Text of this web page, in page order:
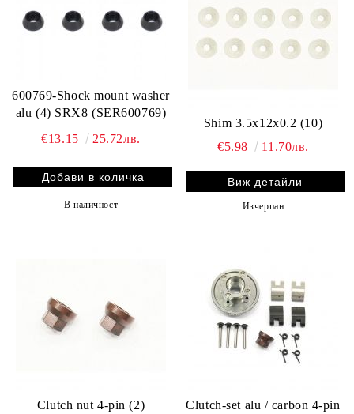
600769-Shock mount washer
alu (4) SRX8 (SER600769)
€13.15
25.72лв.
В наличност
Shim 3.5x12x0.2 (10)
€5.98
11.70лв.
Виж детайли
Изчерпан
Clutch nut 4-pin (2)
Clutch-set alu / carbon 4-pin